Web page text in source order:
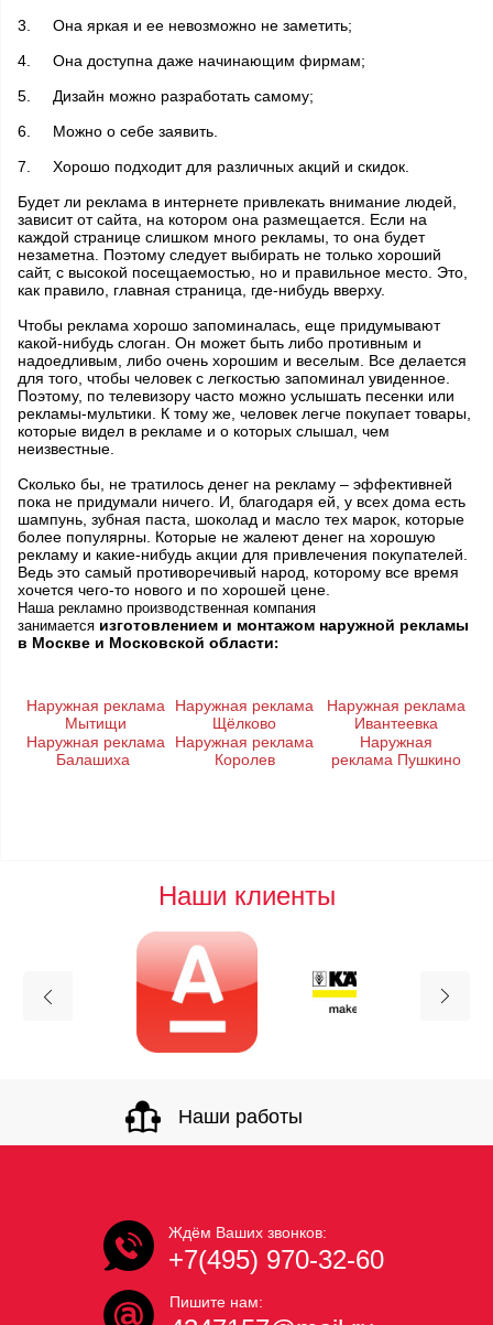
3.
Она яркая и ее невозможно не заметить;
4.
Она доступна даже начинающим фирмам;
5.
Дизайн можно разработать самому;
6.
Можно о себе заявить.
7.
Хорошо подходит для различных акций и скидок.
Будет ли реклама в интернете привлекать внимание людей,
зависит от сайта, на котором она размещается. Если на
каждой странице слишком много рекламы, то она будет
незаметна. Поэтому следует выбирать не только хороший
сайт, с высокой посещаемостью, но и правильное место. Это,
как правило, главная страница, где-нибудь вверху.
Чтобы реклама хорошо запоминалась, еще придумывают
какой-нибудь слоган. Он может быть либо противным и
надоедливым, либо очень хорошим и веселым. Все делается
для того, чтобы человек с легкостью запоминал увиденное.
Поэтому, по телевизору часто можно услышать песенки или
рекламы-мультики. К тому же, человек легче покупает товары,
которые видел в рекламе и о которых слышал, чем
неизвестные.
Сколько бы, не тратилось денег на рекламу – эффективней
пока не придумали ничего. И, благодаря ей, у всех дома есть
шампунь, зубная паста, шоколад и масло тех марок, которые
более популярны. Которые не жалеют денег на хорошую
рекламу и какие-нибудь акции для привлечения покупателей.
Ведь это самый противоречивый народ, которому все время
хочется чего-то нового и по хорошей цене.
Наша рекламно производственная компания
занимается изготовлением и монтажом наружной рекламы
в Москве и Московской области:
Наружная реклама
Мытищи
Наружная реклама
Щёлково
Наружная реклама
Ивантеевка
Наружная реклама
Балашиха
Наружная реклама
Королев
Наружная
реклама Пушкино
Наши клиенты
Наши работы
Ждём Ваших звонков:
+7(495) 970-32-60
Пишите нам: